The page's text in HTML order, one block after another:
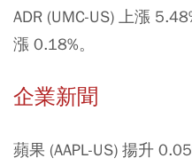
ADR (UMC-US) 上漲
漲 0.18%。
企業新聞
蘋果 (AAPL-US) 揚升